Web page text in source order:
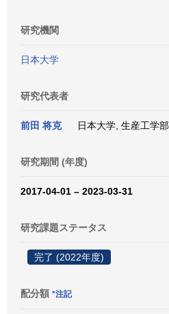
研究機関
日本大学
研究代表者
前田 将克 日本大学, 生産工学
研究期間 (年度)
2017-04-01 – 2023-03-31
研究課題ステータス
完了 (2022年度)
配分額 *注記